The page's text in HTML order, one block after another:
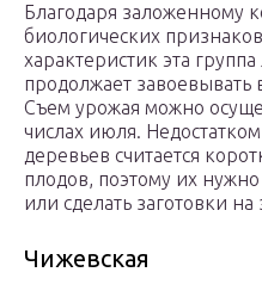
Благодаря заложенному
биологических
характеристик эта
продолжает завоевывать
Съем урожая можно
числах июля.
деревьев считается
плодов, поэтому их
или сделать заготовки на
Чижевская